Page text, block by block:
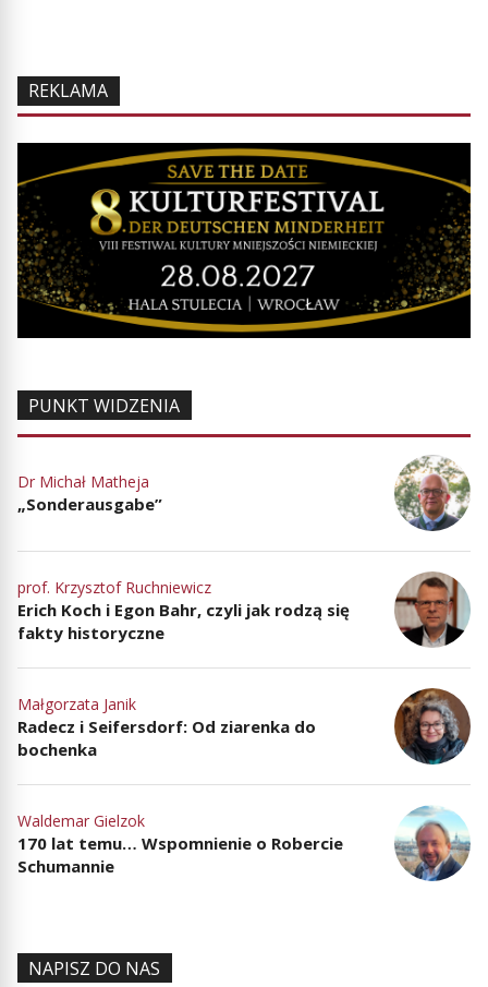
REKLAMA
PUNKT WIDZENIA
Dr Michał Matheja
„Sonderausgabe”
prof. Krzysztof Ruchniewicz
Erich Koch i Egon Bahr, czyli jak rodzą się
fakty historyczne
Małgorzata Janik
Radecz i Seifersdorf: Od ziarenka do
bochenka
Waldemar Gielzok
170 lat temu… Wspomnienie o Robercie
Schumannie
NAPISZ DO NAS